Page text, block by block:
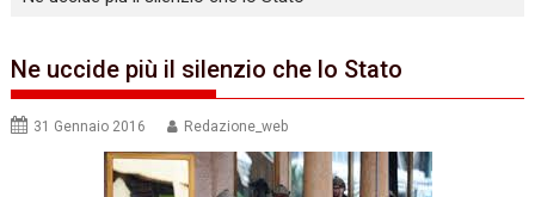
Ne uccide più il silenzio che lo Stato
31 Gennaio 2016 Redazione_web